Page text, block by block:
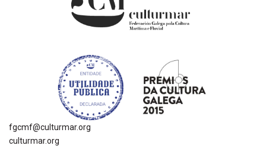
fgcmf@culturmar.org
culturmar.org